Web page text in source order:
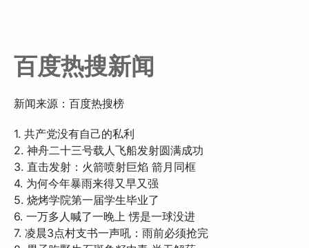
百度热搜新闻
新闻来源：百度热搜榜
1. 共产党没有自己的私利
2. 神舟二十三号载人飞船发射圆满成功
3. 直击发射：火箭喷射巨焰 箭月同框
4. 为何今年暴雨来得又早又强
5. 烧烤学院第一届学生毕业了
6. 一万多人喊了一晚上 愣是一球没进
7. 凌晨3点村支书一声吼：雨前必须抢完